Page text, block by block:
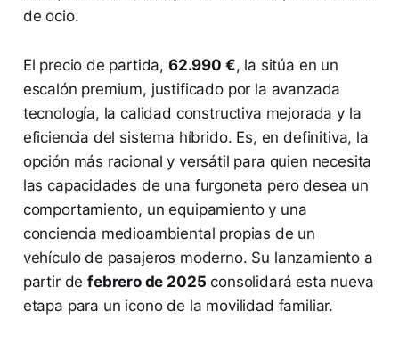
de ocio.
El precio de partida, 62.990 €, la sitúa en un
escalón premium, justificado por la avanzada
tecnología, la calidad constructiva mejorada y la
eficiencia del sistema híbrido. Es, en definitiva, la
opción más racional y versátil para quien necesita
las capacidades de una furgoneta pero desea un
comportamiento, un equipamiento y una
conciencia medioambiental propias de un
vehículo de pasajeros moderno. Su lanzamiento a
partir defebrero de 2025 consolidará esta nueva
etapa para un icono de la movilidad familiar.